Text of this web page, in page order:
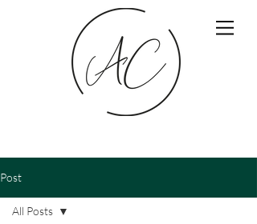
Post
All Posts